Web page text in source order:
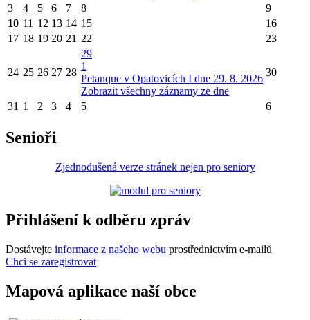
3 4 5 6 7 8
9
10 11 12 13 14 15
16
17 18 19 20 21 22 23
24 25 26 27 28
29
1
Petanque v Opatovicích I dne 29. 8. 2026
Zobrazit všechny záznamy ze dne
30
31 1 2 3 4 5 6
Senioři
Zjednodušená verze stránek nejen pro seniory
Přihlášení k odběru zpráv
Dostávejte informace z našeho webu prostřednictvím e-mailů
Chci se zaregistrovat
Mapová aplikace naší obce